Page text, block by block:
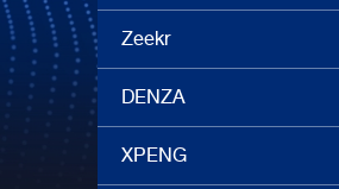
Zeekr
DENZA
XPENG